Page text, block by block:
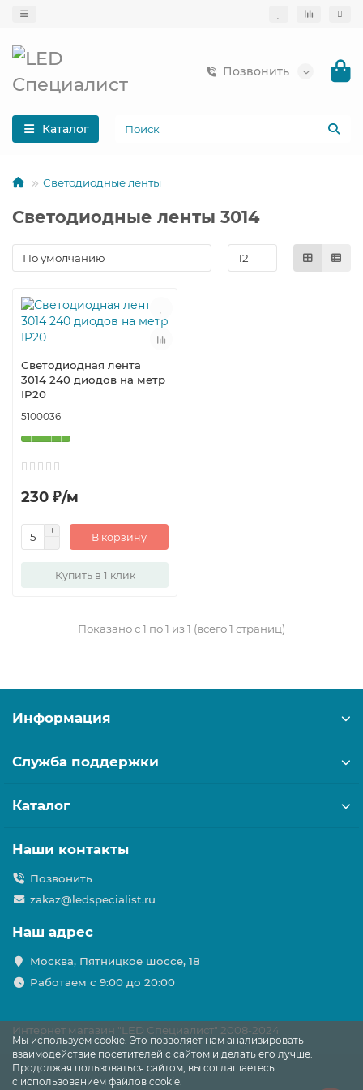
Позвонить
Каталог
Светодиодные ленты
Светодиодные ленты 3014
Светодиодная лента
3014 240 диодов на метр
IP20
5100036
230 ₽/м
В корзину
Купить в 1 клик
Показано с 1 по 1 из 1 (всего 1 страниц)
Мы используем cookie. Это позволяет нам анализировать
взаимодействие посетителей с сайтом и делать его лучше.
Продолжая пользоваться сайтом, вы соглашаетесь
с использованием файлов cookie.
Информация
Служба поддержки
Каталог
Наши контакты
Позвонить
zakaz@ledspecialist.ru
Наш адрес
Москва, Пятницкое шоссе, 18
Работаем с 9:00 до 20:00
Интернет магазин "LED Специалист" 2008-2024